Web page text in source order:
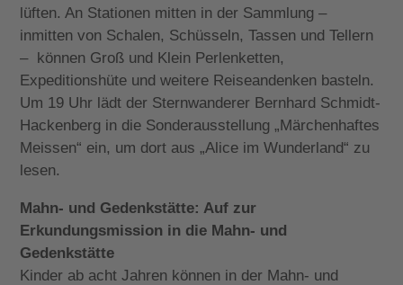
lüften. An Stationen mitten in der Sammlung –
inmitten von Schalen, Schüsseln, Tassen und Tellern
– können Groß und Klein Perlenketten,
Expeditionshüte und weitere Reiseandenken basteln.
Um 19 Uhr lädt der Sternwanderer Bernhard Schmidt-
Hackenberg in die Sonderausstellung „Märchenhaftes
Meissen“ ein, um dort aus „Alice im Wunderland“ zu
lesen.
Mahn- und Gedenkstätte: Auf zur
Erkundungsmission in die Mahn- und
Gedenkstätte
Kinder ab acht Jahren können in der Mahn- und